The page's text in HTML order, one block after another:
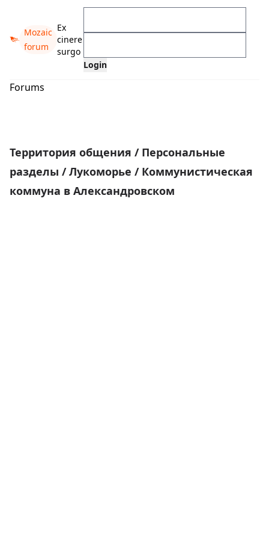
Mozaic
forum
Ex
cinere
surgo
Forums
Территория общения / Персональные
разделы /Лукоморье / Коммунистическая
коммуна в Александровском